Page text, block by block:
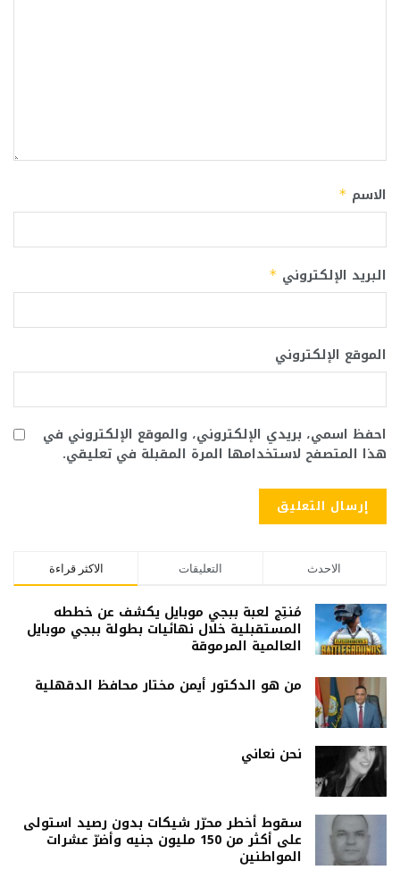
الاسم *
البريد الإلكتروني *
الموقع الإلكتروني
احفظ اسمي، بريدي الإلكتروني، والموقع الإلكتروني في
هذا المتصفح لاستخدامها المرة المقبلة في تعليقي.
الاكثر قراءة التعليقات الاحدث
مُنتِج لعبة ببجي موبايل يكشف عن خططه
المستقبلية خلال نهائيات بطولة ببجي موبايل
العالمية المرموقة
من هو الدكتور أيمن مختار محافظ الدقهلية
نحن نعاني
سقوط أخطر محرّر شيكات بدون رصيد استولى
على أكثر من 150 مليون جنيه وأضرّ عشرات
المواطنين